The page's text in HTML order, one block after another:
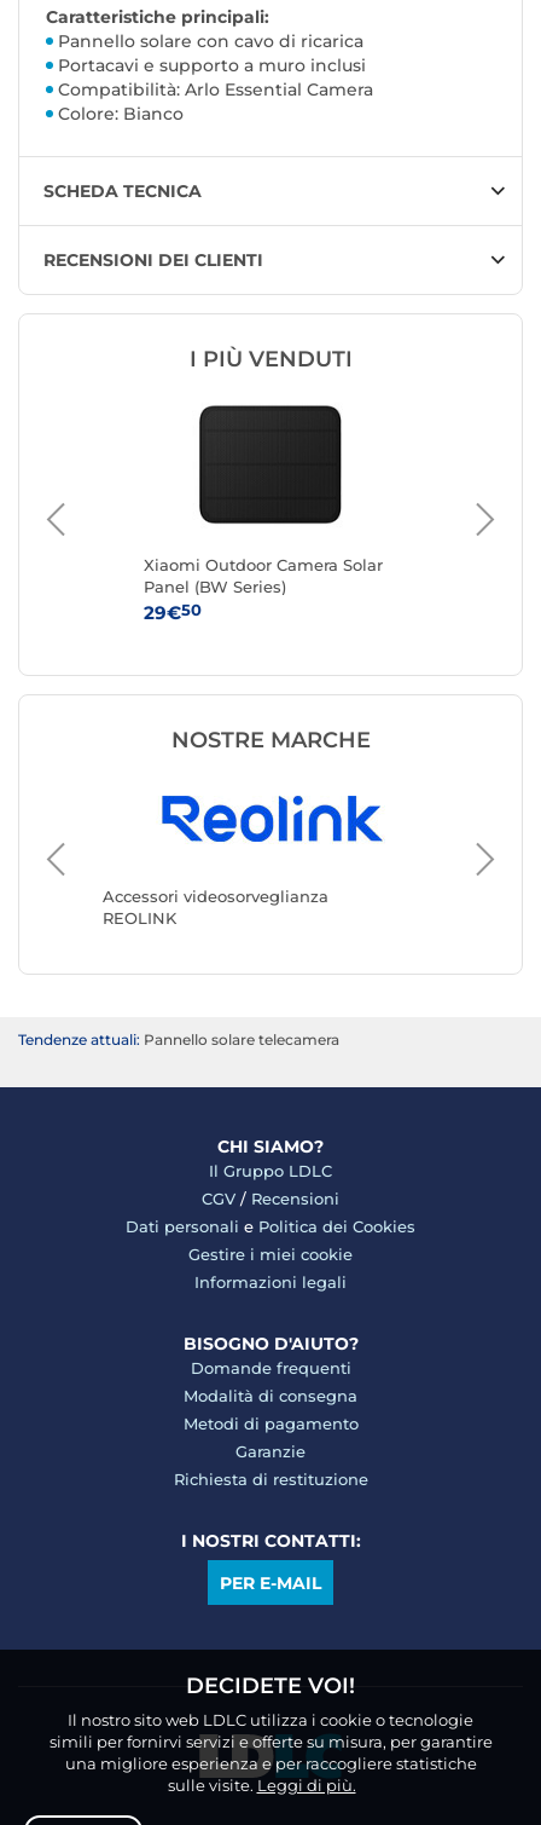
Caratteristiche principali:
Pannello solare con cavo di ricarica
Portacavi e supporto a muro inclusi
Compatibilità: Arlo Essential Camera
Colore: Bianco
SCHEDA TECNICA
RECENSIONI DEI CLIENTI
I PIÙ VENDUTI
Xiaomi Outdoor Camera Solar
Panel (BW Series)
29€50
NOSTRE MARCHE
Accessori videosorveglianza
REOLINK
Xiaomi
Tendenze attuali: Pannello solare telecamera
CHI SIAMO?
Il Gruppo LDLC
CGV / Recensioni
Dati personali e Politica dei Cookies
Gestire i miei cookie
Informazioni legali
BISOGNO D'AIUTO?
Domande frequenti
Modalità di consegna
Metodi di pagamento
Garanzie
Richiesta di restituzione
I NOSTRI CONTATTI:
PER E-MAIL
DECIDETE VOI!
Il nostro sito web LDLC utilizza i cookie o tecnologie
simili per fornirvi servizi e offerte su misura, per garantire
una migliore esperienza e per raccogliere statistiche
sulle visite. Leggi di più.